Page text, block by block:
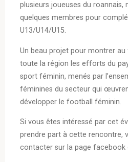
plusieurs joueuses du roannais,
quelques membres pour
U13/U14/U15.
Un beau projet pour montrer
toute la région les efforts du
sport féminin, menés par
féminines du secteur qui
développer le football féminin.
Si vous êtes intéressé par cet
prendre part à cette rencontre,
contacter sur la page facebook